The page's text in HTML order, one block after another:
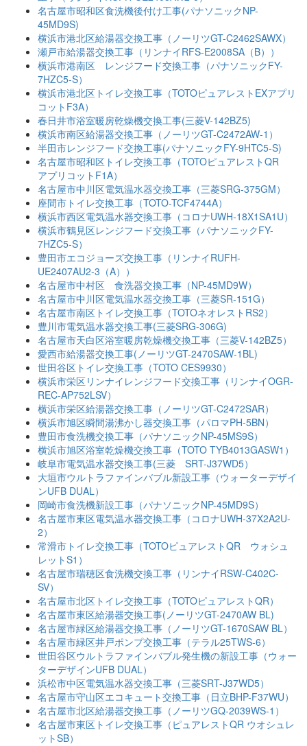
名古屋市昭和区食洗機後付け工事(パナソニックNP-
45MD9S)
横浜市港北区給湯器交換工事（ノーリツGT-C2462SAWX）
瀬戸市給湯器交換工事（リンナイRFS-E2008SA（B））
横浜市港南区 レンジフード交換工事（パナソニックFY-
7HZC5-S）
横浜市港北区トイレ交換工事（TOTOピュアレストEXアプリ
コットF3A）
春日井市浴室暖房乾燥機交換工事(三菱V-142BZ5)
横浜市南区給湯器交換工事（ノーリツGT-C2472AW-1）
半田市レンジフード交換工事(パナソニックFY-9HTC5-S)
名古屋市昭和区トイレ交換工事（TOTOピュアレストQR
アプリコットF1A）
名古屋市中川区電気温水器交換工事（三菱SRG-375GM）
座間市トイレ交換工事（TOTO-TCF4744A）
横浜市西区電気温水器交換工事（コロナUWH-18X1SA1U）
横浜市鶴見区レンジフード交換工事（パナソニックFY-
7HZC5-S）
豊田市エコジョーズ交換工事（リンナイRUFH-
UE2407AU2-3（A））
名古屋市中村区 食洗器交換工事（NP-45MD9W）
名古屋市中川区電気温水器交換工事（三菱SR-151G）
名古屋市南区トイレ交換工事（TOTOネオレストRS2）
豊川市電気温水器交換工事(三菱SRG-306G)
名古屋市天白区浴室暖房乾燥機交換工事（三菱V-142BZ5）
愛西市給湯器交換工事(ノーリツGT-2470SAW-1BL)
世田谷区トイレ交換工事（TOTO CES9930）
横浜市栄区リンナイレンジフード交換工事（リンナイOGR-
REC-AP752LSV）
横浜市栄区給湯器交換工事（ノーリツGT-C2472SAR）
横浜市旭区瞬間湯沸かし器交換工事（パロマPH-5BN）
豊田市食洗機交換工事（パナソニックNP-45MS9S）
横浜市旭区浴室乾燥機交換工事（TOTO TYB4013GASW1）
岐阜市電気温水器交換工事(三菱 SRT-J37WD5）
大垣市ウルトラファインバブル新設工事（ウォーターデザイ
ンUFB DUAL）
岡崎市食洗機新設工事（パナソニックNP-45MD9S）
名古屋市東区電気温水器交換工事（コロナUWH-37X2A2U-
2）
常滑市トイレ交換工事（TOTOピュアレストQR ウォシュ
レットS1）
名古屋市瑞穂区食洗機交換工事（リンナイRSW-C402C-
SV）
名古屋市北区トイレ交換工事（TOTOピュアレストQR）
名古屋市東区給湯器交換工事(ノーリツGT-2470AW BL)
名古屋市緑区給湯器交換工事（ノーリツGT-1670SAW BL）
名古屋市緑区井戸ポンプ交換工事（テラル25TWS-6）
世田谷区ウルトラファインバブル発生機の新設工事（ウォー
ターデザインUFB DUAL）
浜松市中区電気温水器交換工事（三菱SRT-J37WD5）
名古屋市守山区エコキュート交換工事（日立BHP-F37WU）
名古屋市北区給湯器交換工事（ノーリツGQ-2039WS-1）
名古屋市東区トイレ交換工事（ピュアレストQR ウオシュレ
ットSB）